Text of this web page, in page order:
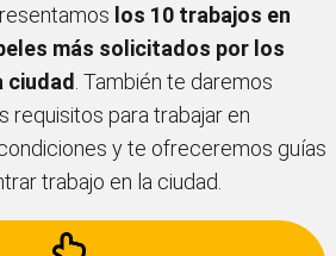
los 10 trabajos en
más solicitados por los
ciudad . También te daremos
requisitos para trabajar en
y te ofreceremos guías
trabajo en la ciudad.